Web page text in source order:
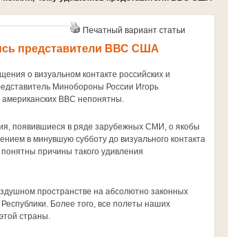
Печатный вариант статьи
представители ВВС США
о визуальном контакте российских и
Минобороны России Игорь
американских ВВС непонятны.
появившиеся в ряде зарубежных СМИ, о якобы
в минувшую субботу до визуального контакта
причины такого удивления
пространстве на абсолютно законных
Более того, все полеты наших
страны.